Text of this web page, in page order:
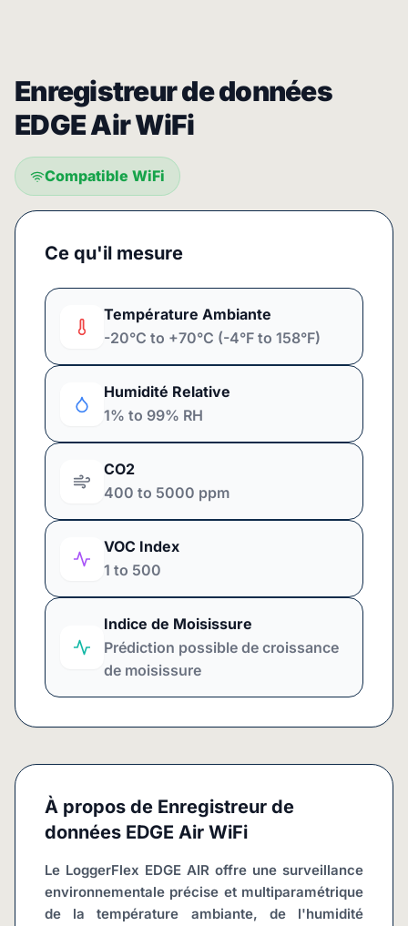
Enregistreur de données
EDGE Air WiFi
Compatible WiFi
Ce qu'il mesure
Température Ambiante
-20°C to +70°C (-4°F to 158°F)
Humidité Relative
1% to 99% RH
CO2
400 to 5000 ppm
VOC Index
1 to 500
Indice de Moisissure
Prédiction possible de croissance
de moisissure
À propos de Enregistreur de
données EDGE Air WiFi
Le LoggerFlex EDGE AIR offre une surveillance
environnementale précise et multiparamétrique
de la température ambiante, de l'humidité